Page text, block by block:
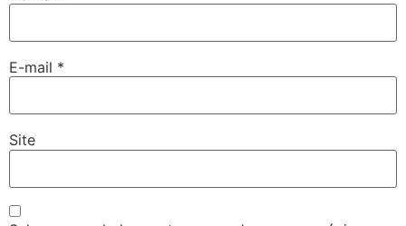
E-mail *
Site